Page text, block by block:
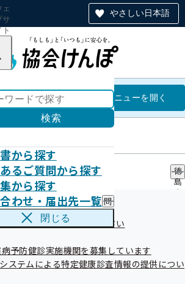
やさしい日本語
ェ
サ
ト
ーワードで探す
検索
から探す
るご質問から探す
から探す
わせ・届出先一覧 問
い
せ
・
届
閉じる
徳島支部
メニューを開く
せ
指導のご案内
徳
島
保
健
健診のご案内
ご案内
結果の提供にご協力ください
予防健診実施機関を募集しています
ステムによる特定健康診査情報の提供につい
島支部評議会
資料